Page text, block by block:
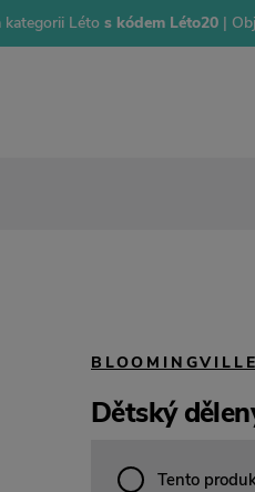
Létos kódem Léto20 |
BLOOMINGVILLE
Dětský
Tento